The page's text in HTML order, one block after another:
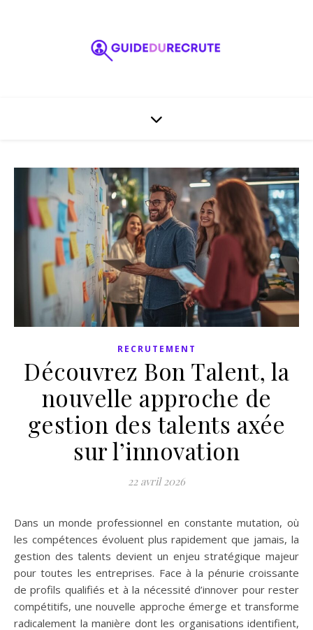
RECRUTEMENT
Découvrez Bon Talent, la
nouvelle approche de
gestion des talents axée
sur l’innovation
22 avril 2026
Dans un monde professionnel en constante mutation, où
les compétences évoluent plus rapidement que jamais, la
gestion des talents devient un enjeu stratégique majeur
pour toutes les entreprises. Face à la pénurie croissante
de profils qualifiés et à la nécessité d’innover pour rester
compétitifs, une nouvelle approche émerge et transforme
radicalement la manière dont les organisations identifient,